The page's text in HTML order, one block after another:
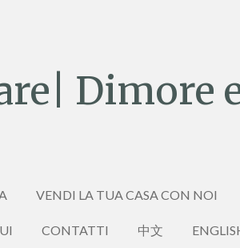
Dimore
VENDI LA TUA CASA CON NOI
CONTATTI 中文